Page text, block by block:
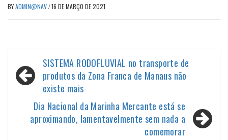
BYADMIN@NAV/16 DE MARÇO DE 2021
Navegação
de
SISTEMA RODOFLUVIAL no transporte de
produtos da Zona Franca de Manaus não
existe mais
Dia Nacional da Marinha Mercante está se
aproximando, lamentavelmente sem nada a
comemorar